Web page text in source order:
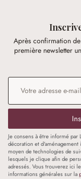
Après confirmation
première newsletter
Adresse e-mail
Je consens à être informé
décoration et d'aménagement
moyen de technologies de
lesquels je clique afin de
adressés. Vous trouverez ici
informations générales sur la